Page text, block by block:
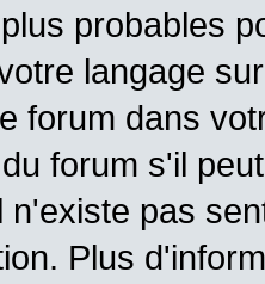
probables
langage
forum dans
forum s'il
n'existe pas
Plus